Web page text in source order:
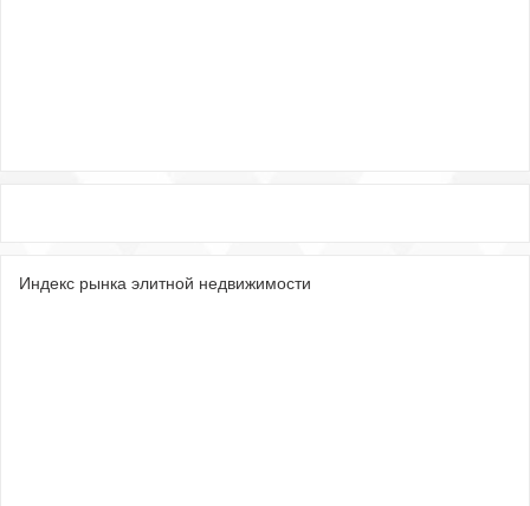
Индекс рынка элитной недвижимости